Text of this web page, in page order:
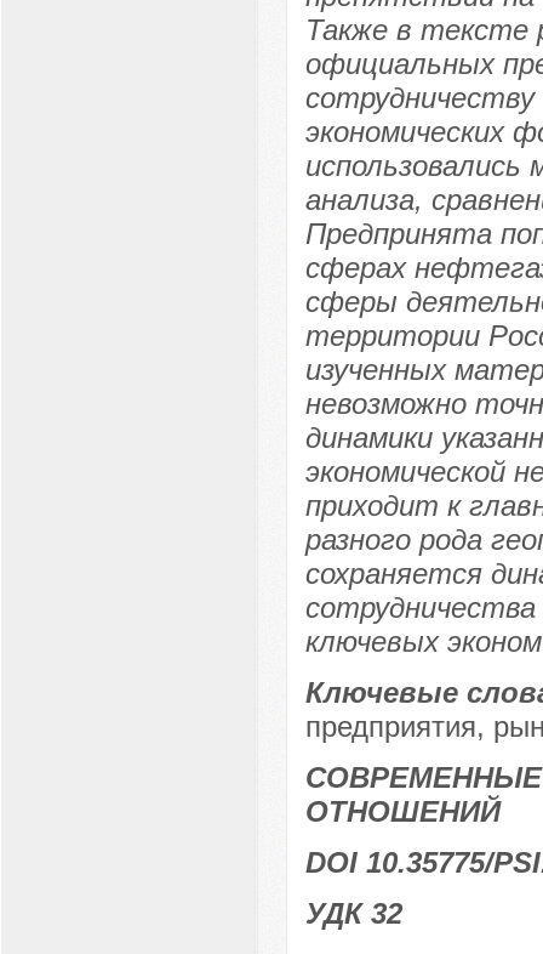
Также в тексте
официальных
экономических
анализа,
Предпринята
сферах
сферы
территории
изученных
невозможно
динамики
экономической
приходит к
разного рода
сохраняется
ключевых
Ключевые
предприятия,
ОТНОШЕНИЙ
DOI 10.35775/
УДК 32